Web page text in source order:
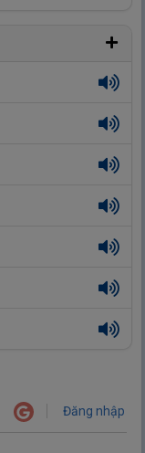
Đăng nhập